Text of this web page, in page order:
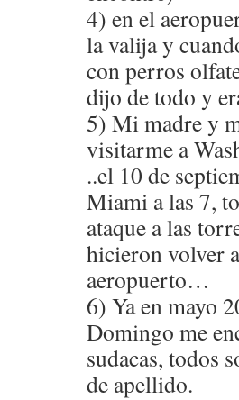
4) en el
la valija y
con perros
dijo de todo y
5) Mi madre y
visitarme a
..el 10 de
Miami a las 7,
ataque a las
hicieron volver
aeropuerto…
6) Ya en mayo
Domingo me
sudacas, todos
de apellido.